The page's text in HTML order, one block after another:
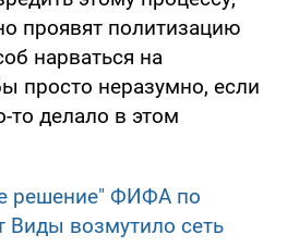
проявят политизацию
нарваться на
просто неразумно, если
то делало в этом
решение" ФИФА по
Виды возмутило сеть